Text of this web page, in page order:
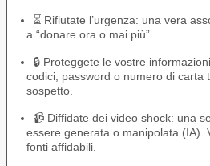
⏳ Rifiutate l’urgenza: una vera
a “donare ora o mai più”.
🔒 Proteggete le vostre
codici, password o numero di carta
sospetto.
📹 Diffidate dei video shock: una
essere generata o manipolata (IA).
fonti affidabili.